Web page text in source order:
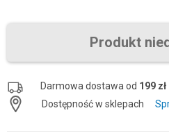
Produkt
Darmowa dostawa od 199 zł
Dostępność w sklepach